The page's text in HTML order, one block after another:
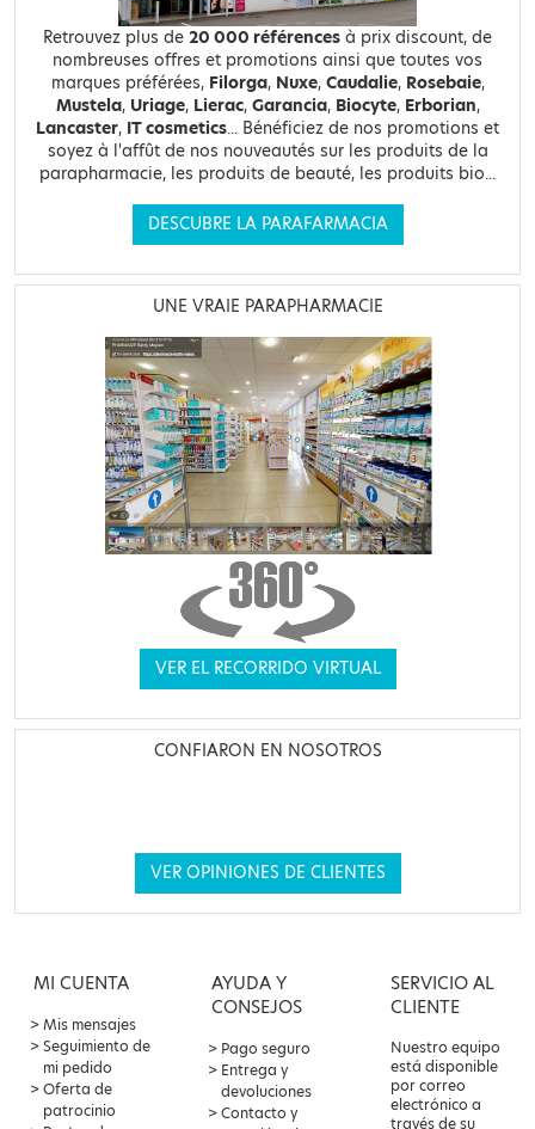
Retrouvez plus de 20 000 références à prix discount, de
nombreuses offres et promotions ainsi que toutes vos
marques préférées, Filorga, Nuxe, Caudalie, Rosebaie,
Mustela, Uriage, Lierac, Garancia, Biocyte, Erborian,
Lancaster, IT cosmetics... Bénéficiez de nos promotions et
soyez à l'affût de nos nouveautés sur les produits de la
parapharmacie, les produits de beauté, les produits bio...
DESCUBRE LA PARAFARMACIA
UNE VRAIE PARAPHARMACIE
VER EL RECORRIDO VIRTUAL
CONFIARON EN NOSOTROS
VER OPINIONES DE CLIENTES
MI CUENTA
Mis mensajes
Seguimiento de
mi pedido
Oferta de
patrocinio
AYUDA Y
CONSEJOS
Pago seguro
Entrega y
devoluciones
Contacto y
SERVICIO AL
CLIENTE
Nuestro equipo
está disponible
por correo
electrónico a
través de su